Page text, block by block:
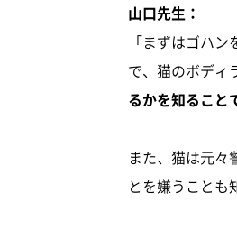
山口先生：
「まずはゴハン
で、猫のボディ
るかを知ること
また、猫は元々
とを嫌うことも